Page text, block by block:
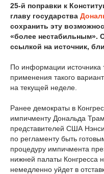
25-й поправки к
главу государства
сохранить эту
«более нестабильным».
ссылкой на источник,
По информации источника
применения такого
на текущей неделе.
Ранее демократы в
импичменту Дональда
представителей США
по регламенту быть
процедуру импичмента
нижней палаты Конгресса
немедленно уйдет в